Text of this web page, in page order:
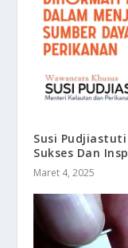
Susi
Sukses Dan
Maret 4, 2025